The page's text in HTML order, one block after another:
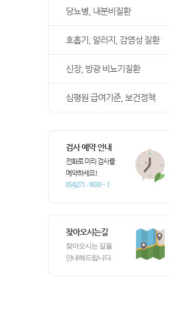
당뇨병, 내분비질환
호흡기, 알러지, 감염성 질환
신장, 방광 비뇨기질환
심평원 급여기준, 보건정책
검사 예약 안내
전화로 미리 검사를
예약하세요!
054)271 - 9030 ~ 1
찾아오시는길
찾아오시는 길을
안내해드립니다.